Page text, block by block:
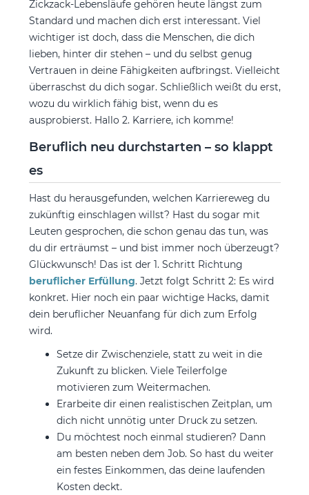
Zickzack-Lebensläufe gehören heute längst zum
Standard und machen dich erst interessant. Viel
wichtiger ist doch, dass die Menschen, die dich
lieben, hinter dir stehen – und du selbst genug
Vertrauen in deine Fähigkeiten aufbringst. Vielleicht
überraschst du dich sogar. Schließlich weißt du erst,
wozu du wirklich fähig bist, wenn du es
ausprobierst. Hallo 2. Karriere, ich komme!
Beruflich neu durchstarten – so klappt
es
Hast du herausgefunden, welchen Karriereweg du
zukünftig einschlagen willst? Hast du sogar mit
Leuten gesprochen, die schon genau das tun, was
du dir erträumst – und bist immer noch überzeugt?
Glückwunsch! Das ist der 1. Schritt Richtung
beruflicher Erfüllung. Jetzt folgt Schritt 2: Es wird
konkret. Hier noch ein paar wichtige Hacks, damit
dein beruflicher Neuanfang für dich zum Erfolg
wird.
Setze dir Zwischenziele, statt zu weit in die
Zukunft zu blicken. Viele Teilerfolge
motivieren zum Weitermachen.
Erarbeite dir einen realistischen Zeitplan, um
dich nicht unnötig unter Druck zu setzen.
Du möchtest noch einmal studieren? Dann
am besten neben dem Job. So hast du weiter
ein festes Einkommen, das deine laufenden
Kosten deckt.